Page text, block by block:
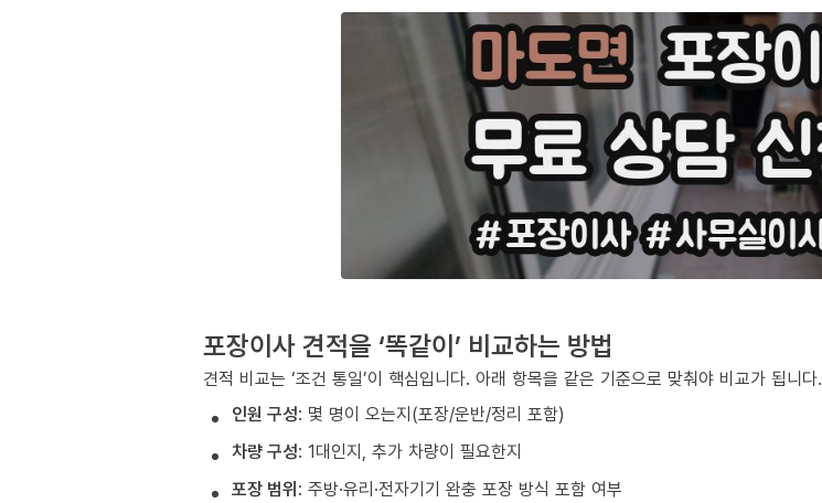
포장이사 견적을 ‘똑같이’ 비교하는 방법
견적 비교는 ‘조건 통일’이 핵심입니다. 아래 항목을 같은 기준으로 맞춰야 비교가 됩니다.
인원 구성: 몇 명이 오는지(포장/운반/정리 포함)
차량 구성: 1대인지, 추가 차량이 필요한지
포장 범위: 주방·유리·전자기기 완충 포장 방식 포함 여부